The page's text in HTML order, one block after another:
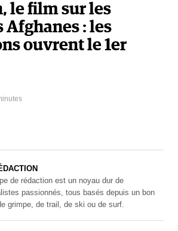
le film sur les
: les
ouvrent le 1er
de rédaction est un noyau dur de
passionnés, tous basés depuis un bon
grimpe, de trail, de ski ou de surf.